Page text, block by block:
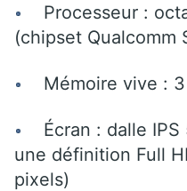
Processeur :
(chipset Qualcomm
Mémoire vive : 3
Écran : dalle IPS
une définition Full
pixels)